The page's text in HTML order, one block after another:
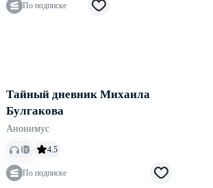
По подписке
Тайный дневник Михаила
Булгакова
Анонимус
4.5
По подписке